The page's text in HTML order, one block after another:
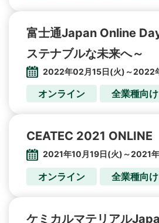
富士通Japan Online
ステナブルな未来へ～
2022年02月15日(火)～2022
オンライン 全業種向け
CEATEC 2021 ONLINE
2021年10月19日(火)～2021
オンライン 全業種向け
ケミカルマテリアル